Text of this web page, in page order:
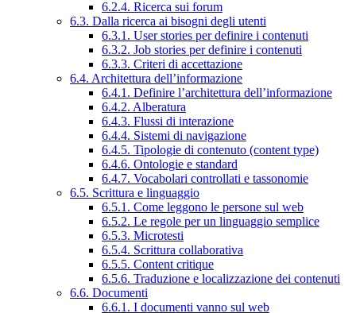
6.2.4. Ricerca sui forum
6.3. Dalla ricerca ai bisogni degli utenti
6.3.1. User stories per definire i contenuti
6.3.2. Job stories per definire i contenuti
6.3.3. Criteri di accettazione
6.4. Architettura dell’informazione
6.4.1. Definire l’architettura dell’informazione
6.4.2. Alberatura
6.4.3. Flussi di interazione
6.4.4. Sistemi di navigazione
6.4.5. Tipologie di contenuto (content type)
6.4.6. Ontologie e standard
6.4.7. Vocabolari controllati e tassonomie
6.5. Scrittura e linguaggio
6.5.1. Come leggono le persone sul web
6.5.2. Le regole per un linguaggio semplice
6.5.3. Microtesti
6.5.4. Scrittura collaborativa
6.5.5. Content critique
6.5.6. Traduzione e localizzazione dei contenuti
6.6. Documenti
6.6.1. I documenti vanno sul web